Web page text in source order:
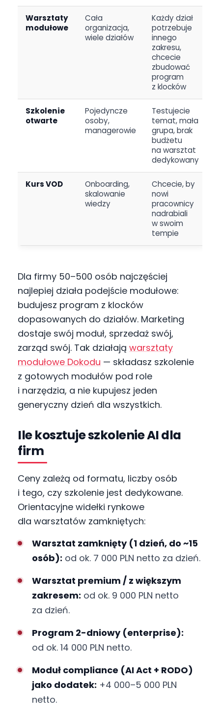
Warsztaty
modułowe
Cała
organizacja,
wiele działów
Każdy dział
potrzebuje
innego
zakresu,
chcecie
zbudować
program
z klocków
Szkolenie
otwarte
Pojedyncze
osoby,
managerowie
Testujecie
temat, mała
grupa, brak
budżetu
na warsztat
dedykowany
Kurs VOD
Onboarding,
skalowanie
wiedzy
Chcecie, by
nowi
pracownicy
nadrabiali
w swoim
tempie
Dla firmy 50–500 osób najczęściej
najlepiej działa podejście modułowe:
budujesz program z klocków
dopasowanych do działów. Marketing
dostaje swój moduł, sprzedaż swój,
zarząd swój. Tak działają warsztaty
modułowe Dokodu — składasz szkolenie
z gotowych modułów pod role
i narzędzia, a nie kupujesz jeden
generyczny dzień dla wszystkich.
Ile kosztuje szkolenie AI dla
firm
Ceny zależą od formatu, liczby osób
i tego, czy szkolenie jest dedykowane.
Orientacyjne widełki rynkowe
dla warsztatów zamkniętych:
Warsztat zamknięty (1 dzień, do ~15
osób): od ok. 7 000 PLN netto za dzień.
Warsztat premium / z większym
zakresem: od ok. 9 000 PLN netto
za dzień.
Program 2-dniowy (enterprise):
od ok. 14 000 PLN netto.
Moduł compliance (AI Act + RODO)
jako dodatek: +4 000–5 000 PLN
netto.